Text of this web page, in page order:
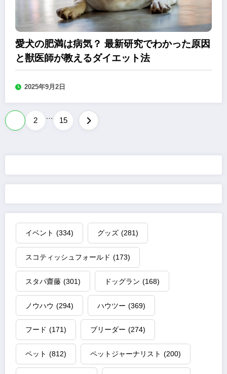
愛犬の肥満は病気？ 最新研究でわかった原因
と獣医師が教えるダイエット法
2025年9月2日
投
ペ
ー
ジ
送
り
2 … 15
イベント (334) グッズ (281)
スコティッシュフォールド (173)
スタパ齋藤 (301) ドッグラン (168)
ノウハウ (294) ハウツー (369)
フード (171) ブリーダー (274)
ペット (812) ペットジャーナリスト (200)